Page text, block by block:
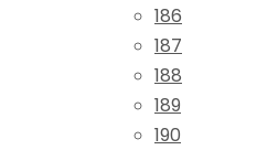
186
187
188
189
190